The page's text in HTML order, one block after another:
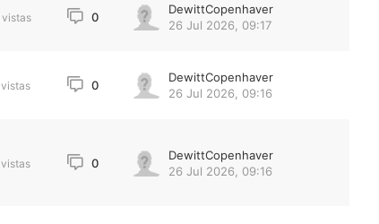
vistas 0
DewittCopenhaver
26 Jul 2026, 09:17
vistas 0
DewittCopenhaver
26 Jul 2026, 09:16
vistas 0
DewittCopenhaver
26 Jul 2026, 09:16